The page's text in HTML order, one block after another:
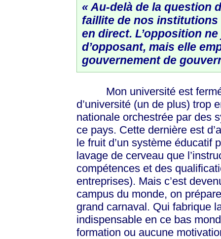
« Au-delà de la question
faillite de nos
en direct. L’opposition
d’opposant, mais elle
gouvernement de
Mon université est fermée
d’université (un de plus) trop
nationale orchestrée par des
ce pays. Cette dernière est
le fruit d’un système éducatif
lavage de cerveau que
compétences et des
entreprises). Mais c’est
campus du monde, on
grand carnaval. Qui fabrique
indispensable en ce bas
formation ou aucune